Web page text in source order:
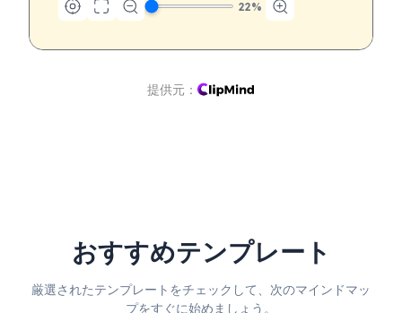
22%
提供元：
おすすめテンプレート
厳選されたテンプレートをチェックして、次のマインドマッ
プをすぐに始めましょう。